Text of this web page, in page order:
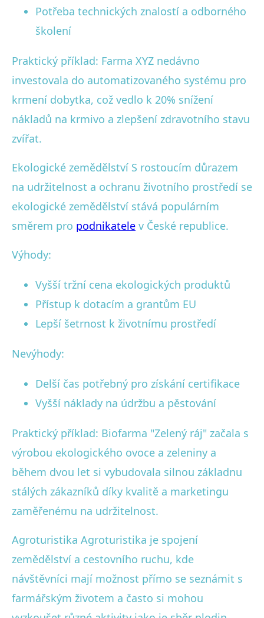
Potřeba technických znalostí a odborného
školení
Praktický příklad: Farma XYZ nedávno
investovala do automatizovaného systému pro
krmení dobytka, což vedlo k 20% snížení
nákladů na krmivo a zlepšení zdravotního stavu
zvířat.
Ekologické zemědělství S rostoucím důrazem
na udržitelnost a ochranu životního prostředí se
ekologické zemědělství stává populárním
směrem pro podnikatele v České republice.
Výhody:
Vyšší tržní cena ekologických produktů
Přístup k dotacím a grantům EU
Lepší šetrnost k životnímu prostředí
Nevýhody:
Delší čas potřebný pro získání certifikace
Vyšší náklady na údržbu a pěstování
Praktický příklad: Biofarma "Zelený ráj" začala s
výrobou ekologického ovoce a zeleniny a
během dvou let si vybudovala silnou základnu
stálých zákazníků díky kvalitě a marketingu
zaměřenému na udržitelnost.
Agroturistika Agroturistika je spojení
zemědělství a cestovního ruchu, kde
návštěvníci mají možnost přímo se seznámit s
farmářským životem a často si mohou